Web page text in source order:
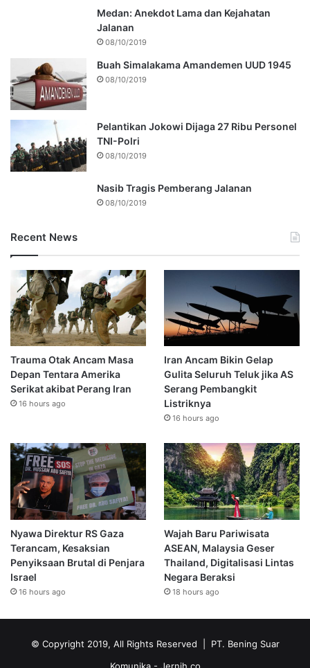
Medan: Anekdot Lama dan Kejahatan
Jalanan
08/10/2019
Buah Simalakama Amandemen UUD 1945
08/10/2019
Pelantikan Jokowi Dijaga 27 Ribu Personel
TNI-Polri
08/10/2019
Nasib Tragis Pemberang Jalanan
08/10/2019
Recent News
Trauma Otak Ancam Masa
Depan Tentara Amerika
Serikat akibat Perang Iran
16 hours ago
Iran Ancam Bikin Gelap
Gulita Seluruh Teluk jika AS
Serang Pembangkit
Listriknya
16 hours ago
Nyawa Direktur RS Gaza
Terancam, Kesaksian
Penyiksaan Brutal di Penjara
Israel
16 hours ago
Wajah Baru Pariwisata
ASEAN, Malaysia Geser
Thailand, Digitalisasi Lintas
Negara Beraksi
18 hours ago
© Copyright 2019, All Rights Reserved | PT. Bening Suar